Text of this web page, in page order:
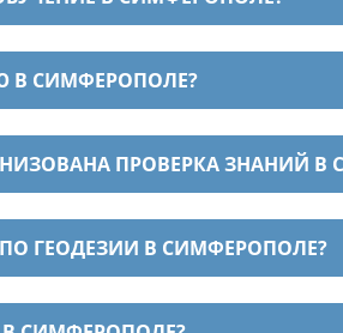
В СИМФЕРОПОЛЕ?
ПРОВЕРКА ЗНАНИЙ В
ГЕОДЕЗИИ В СИМФЕРОПОЛЕ?